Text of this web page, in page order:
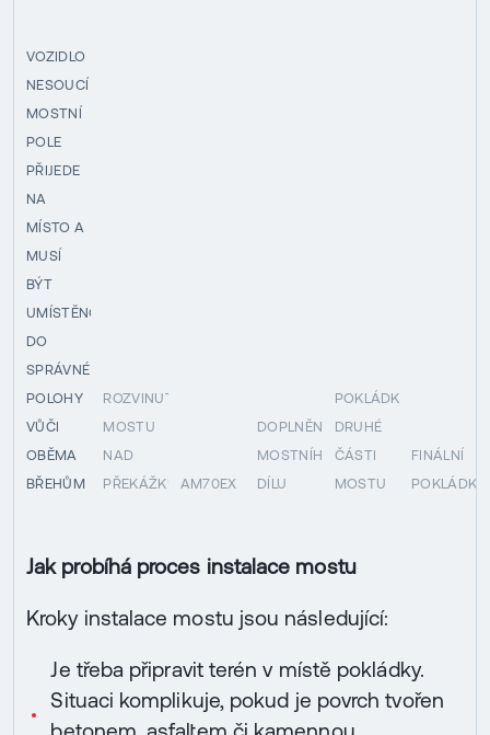
VOZIDLO
NESOUCÍ
MOSTNÍ
POLE
PŘIJEDE
NA
MÍSTO A
MUSÍ
BÝT
UMÍSTĚNO
DO
SPRÁVNÉ
POLOHY
VŮČI
OBĚMA
BŘEHŮM
ROZVINUTÍ
MOSTU
NAD
PŘEKÁŽKU
AM70EX
DOPLNĚNÍ
MOSTNÍHO
DÍLU
POKLÁDKA
DRUHÉ
ČÁSTI
MOSTU
FINÁLNÍ
POKLÁDKA
Jak probíhá proces instalace mostu
Kroky instalace mostu jsou následující:
Je třeba připravit terén v místě pokládky.
Situaci komplikuje, pokud je povrch tvořen